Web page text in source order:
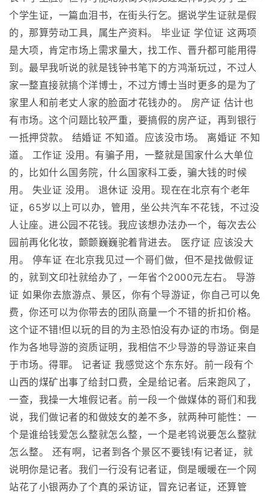
个学生证，一篇血泪书，在街头行乞。据说学生证就是假
的，那算劳动工具，属生产资料。 毕业证 学位证 这两项
是大项，肯定市场上需求量大，找工作、晋升都可能用得
到。最早我听说的就是钱钟书笔下的方鸿渐玩过，不过人
家一整直接就搞个洋博士，不过方博士当时更多的是为了
家里人和前老丈人家的脸面才花钱办的。 房产证 估计也
有市场。这个问题比较严重，要搞假的房产证，再到银行
一抵押贷款。 结婚证 不知道。应该没市场。 离婚证 不知
道。 工作证 没用。有骗子用，一整就是国家什么大单位
的，比如什么国务院，什么国家科工委，骗大钱的时候
用。 失业证 没用。 退休证 没用。现在在北京有个老年
证，65岁以上可以办，管用，坐公共汽车不花钱，不过没
人让座。进公园不花钱。我应该想办法办一个，每次去公
园前再化化妆，颤颤巍巍驼着背进去。 医疗证 应该没大
用。 停车证 在北京我见过一个哥们做，但不是找做假证
的，就到文印社就给办了，一年省个2000元左右。 导游
证 如果你去旅游点、景区，你有个导游证，你自己可以免
费，你还可以为你带去的团队商量一个不错的折扣价格。
这个证不错!但以玩的目的为主恐怕没有办证的市场。倒是
作为各地导游的资质证明，我相信不少导游的导游证来自
于市场。得罪。 记者证 我感觉这个东东好。前一段有个
山西的煤矿出事了给封口费，全是给记者。后来跑风了，
一查，我操一大堆假记者。前一段一个做媒体的哥们和我
说，我们做记者的和做妓女的差不多，就两种可能性：一
个是谁给钱爱怎么整就怎么整，一个是老鸨说要怎么整就
怎么整。 还有啊，记者到各个景区不要钱!有记者证，就
说明你是记者。我们一行没有记者证，倒是暖暖在一个网
站花了小银两办了个真的采访证，冒充记者证，还算管